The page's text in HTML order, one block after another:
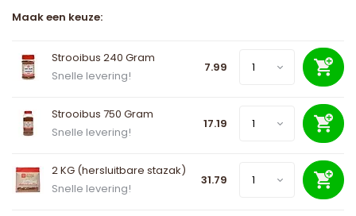
Maak een keuze:
Strooibus 240 Gram
Snelle levering!
7.99
Strooibus 750 Gram
Snelle levering!
17.19
2 KG (hersluitbare stazak)
Snelle levering!
31.79